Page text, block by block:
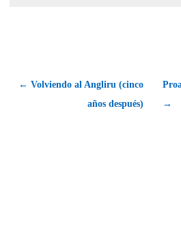
← Volviendo al Angliru (cinco
años después)
→